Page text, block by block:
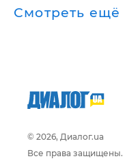
Смотреть ещё
© 2026, Диалог.ua
Все права защищены.